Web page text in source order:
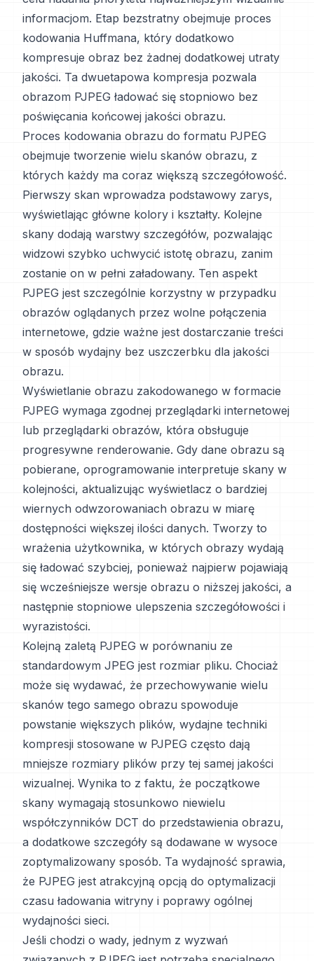
informacjom. Etap bezstratny obejmuje proces
kodowania Huffmana, który dodatkowo
kompresuje obraz bez żadnej dodatkowej utraty
jakości. Ta dwuetapowa kompresja pozwala
obrazom PJPEG ładować się stopniowo bez
poświęcania końcowej jakości obrazu.
Proces kodowania obrazu do formatu PJPEG
obejmuje tworzenie wielu skanów obrazu, z
których każdy ma coraz większą szczegółowość.
Pierwszy skan wprowadza podstawowy zarys,
wyświetlając główne kolory i kształty. Kolejne
skany dodają warstwy szczegółów, pozwalając
widzowi szybko uchwycić istotę obrazu, zanim
zostanie on w pełni załadowany. Ten aspekt
PJPEG jest szczególnie korzystny w przypadku
obrazów oglądanych przez wolne połączenia
internetowe, gdzie ważne jest dostarczanie treści
w sposób wydajny bez uszczerbku dla jakości
obrazu.
Wyświetlanie obrazu zakodowanego w formacie
PJPEG wymaga zgodnej przeglądarki internetowej
lub przeglądarki obrazów, która obsługuje
progresywne renderowanie. Gdy dane obrazu są
pobierane, oprogramowanie interpretuje skany w
kolejności, aktualizując wyświetlacz o bardziej
wiernych odwzorowaniach obrazu w miarę
dostępności większej ilości danych. Tworzy to
wrażenia użytkownika, w których obrazy wydają
się ładować szybciej, ponieważ najpierw pojawiają
się wcześniejsze wersje obrazu o niższej jakości, a
następnie stopniowe ulepszenia szczegółowości i
wyrazistości.
Kolejną zaletą PJPEG w porównaniu ze
standardowym JPEG jest rozmiar pliku. Chociaż
może się wydawać, że przechowywanie wielu
skanów tego samego obrazu spowoduje
powstanie większych plików, wydajne techniki
kompresji stosowane w PJPEG często dają
mniejsze rozmiary plików przy tej samej jakości
wizualnej. Wynika to z faktu, że początkowe
skany wymagają stosunkowo niewielu
współczynników DCT do przedstawienia obrazu,
a dodatkowe szczegóły są dodawane w wysoce
zoptymalizowany sposób. Ta wydajność sprawia,
że PJPEG jest atrakcyjną opcją do optymalizacji
czasu ładowania witryny i poprawy ogólnej
wydajności sieci.
Jeśli chodzi o wady, jednym z wyzwań